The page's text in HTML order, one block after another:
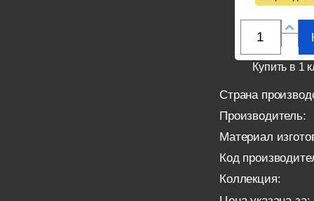
Купить в 1
Страна
Производитель:
Материал
Код
Коллекция: